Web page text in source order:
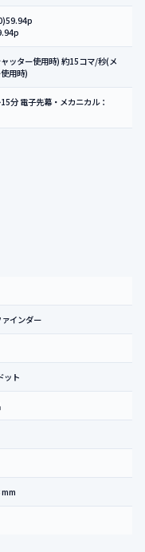
ッター使用時) 約15コマ/秒(メ
用時)
分 電子先幕・メカニカル：
インダー
ット